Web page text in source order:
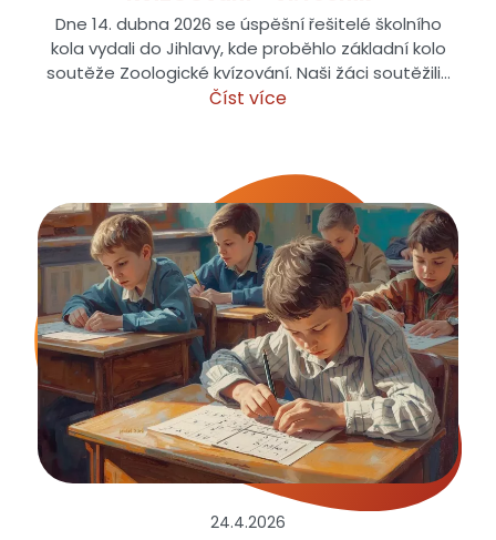
Dne 14. dubna 2026 se úspěšní řešitelé školního
kola vydali do Jihlavy, kde proběhlo základní kolo
soutěže Zoologické kvízování. Naši žáci soutěžili…
Číst více
24.4.2026